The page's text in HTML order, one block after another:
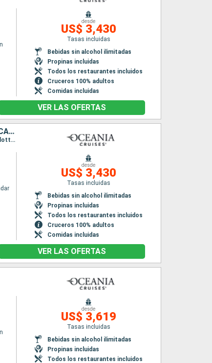
desde
US$ 3,430
Tasas incluidas
Bebidas sin alcohol ilimitadas
Propinas incluidas
Todos los restaurantes incluidos
Cruceros 100% adultos
Comidas incluidas
VER LAS OFERTAS
BAHAMAS, PUERTO RICO, ANTIGUA Y BARBUDA, SAN MARTÍN, REPÚBLICA DOMINICANA, ESTADOS UNIDOS
Itinerario : Miami, Nassau, San Juan, Basse-Terre (Guadalupe), Saint John's, Philipsburg, Charlotte Amalie, Puerto Plata, Miami
desde
US$ 3,430
Tasas incluidas
Bebidas sin alcohol ilimitadas
Propinas incluidas
Todos los restaurantes incluidos
Cruceros 100% adultos
Comidas incluidas
VER LAS OFERTAS
desde
US$ 3,619
Tasas incluidas
Bebidas sin alcohol ilimitadas
Propinas incluidas
Todos los restaurantes incluidos